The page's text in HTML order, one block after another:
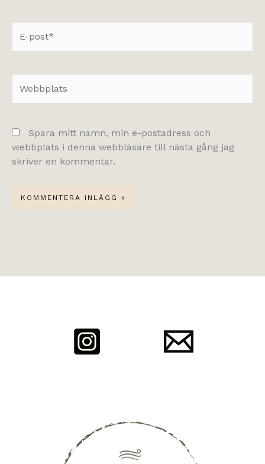
post*
Spara mitt namn, min e-postadress och
webbplats i denna webbläsare till nästa gång jag
skriver en kommentar.